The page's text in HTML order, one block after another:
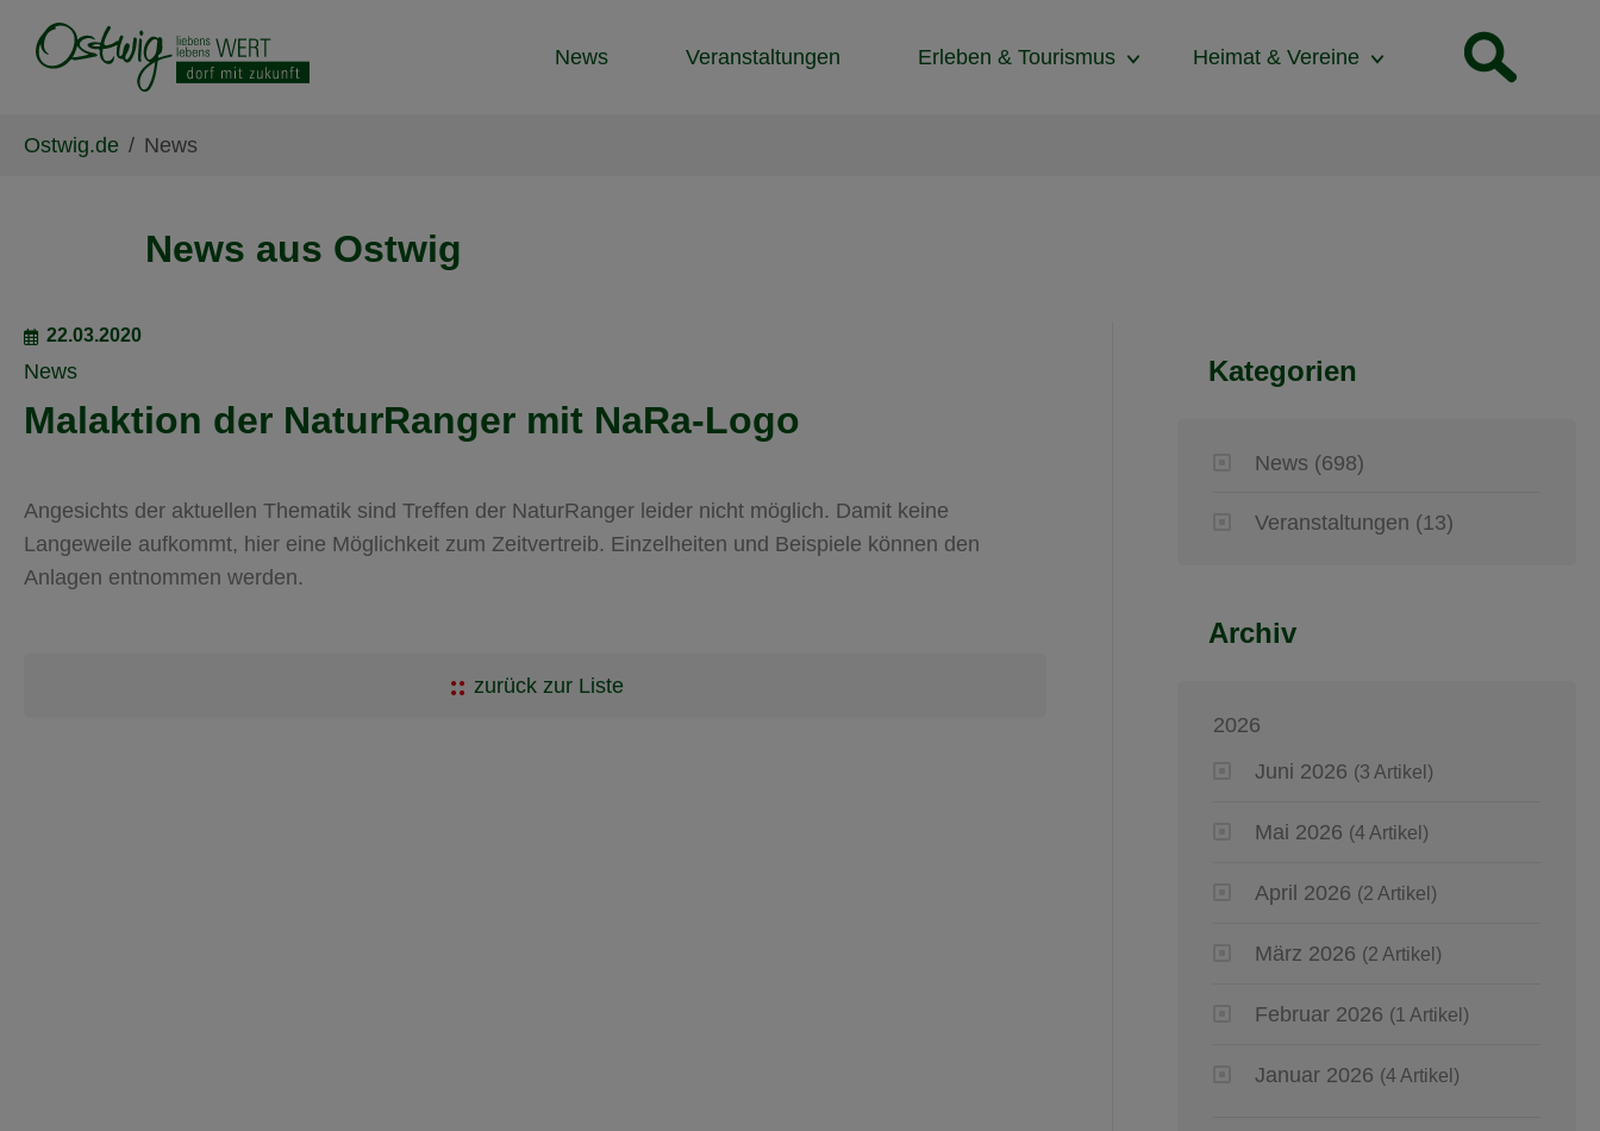
News
Veranstaltungen Erleben & Tourismus Heimat & Vereine
Ostwig.de News
News aus Ostwig
22.03.2020
News
Malaktion der NaturRanger mit NaRa-Logo
Angesichts der aktuellen Thematik sind Treffen der NaturRanger leider nicht möglich. Damit keine
Langeweile aufkommt, hier eine Möglichkeit zum Zeitvertreib. Einzelheiten und Beispiele können den
Anlagen entnommen werden.
zurück zur Liste
Kategorien
News (698)
Veranstaltungen (13)
Archiv
2026
Juni 2026 (3 Artikel)
Mai 2026 (4 Artikel)
April 2026 (2 Artikel)
März 2026 (2 Artikel)
Februar 2026 (1 Artikel)
Januar 2026 (4 Artikel)